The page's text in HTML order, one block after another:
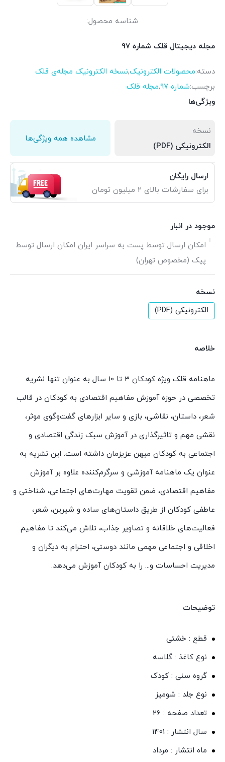
شناسه محصول:
مجله دیجیتال قلک شماره 97
دسته:محصولات الکترونیک,نسخه الکترونیک مجله‌ی قلک
برچسب:شماره 97 ,مجله قلک
ویژگی‌ها
نسخه
الکترونیکی (PDF)
مشاهده همه ویژگی‌ها
ارسال رایگان
برای سفارشات بالای 2 میلیون تومان
موجود در انبار
امکان ارسال توسط پست به سراسر ایران امکان ارسال توسط
پیک (مخصوص تهران)
نسخه
الکترونیکی (PDF)
خلاصه
ماهنامه قلک ویژه کودکان 3 تا 10 سال به عنوان تنها نشریه
تخصصی در حوزه آموزش مفاهیم اقتصادی به کودکان در قالب
شعر، داستان، نقاشی، بازی و سایر ابزارهای گفت‌وگوی موثر،
نقشی مهم و تاثیرگذاری در آموزش سبک زندگی اقتصادی و
اجتماعی به کودکان میهن عزیزمان داشته است. این نشریه به
عنوان یک ماهنامه آموزشی و سرگرم‌کننده علاوه بر آموزش
مفاهیم اقتصادی، ضمن تقویت مهارت‌های اجتماعی، شناختی و
عاطفی کودکان از طریق داستان‌های ساده و شیرین، شعر،
فعالیت‌های خلاقانه و تصاویر جذاب، تلاش می‌کند تا مفاهیم
اخلاقی و اجتماعی مهمی مانند دوستی، احترام به دیگران و
مدیریت احساسات و... را به کودکان آموزش می‌دهد.
توضیحات
قطع : خشتی
نوع کاغذ : گلاسه
گروه سنی : کودک
نوع جلد : شومیز
تعداد صفحه : 26
سال انتشار : 1401
ماه انتشار : مرداد